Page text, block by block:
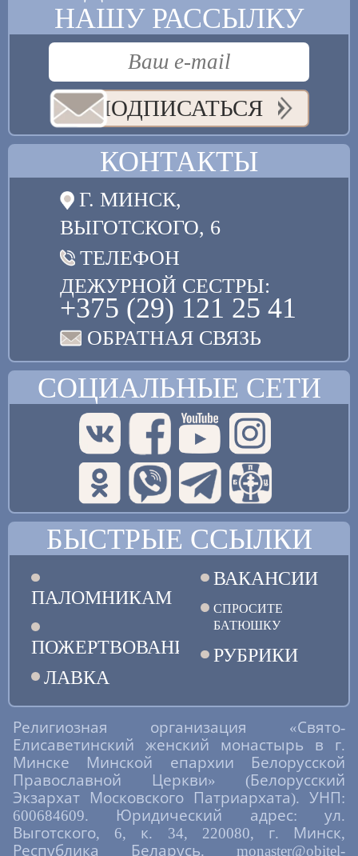
НАШУ РАССЫЛКУ
ПОДПИСАТЬСЯ
КОНТАКТЫ
Г. МИНСК,
ВЫГОТСКОГО, 6
ТЕЛЕФОН
ДЕЖУРНОЙ СЕСТРЫ:
+375 (29) 121 25 41
ОБРАТНАЯ СВЯЗЬ
СОЦИАЛЬНЫЕ СЕТИ
БЫСТРЫЕ ССЫЛКИ
ПАЛОМНИКАМ
ПОЖЕРТВОВАНИЯ
ЛАВКА
ВАКАНСИИ
СПРОСИТЕ
БАТЮШКУ
РУБРИКИ
Религиозная организация «Свято-
Елисаветинский женский монастырь в г.
Минске Минской епархии Белорусской
Православной Церкви» (Белорусский
Экзархат Московского Патриархата). УНП:
600684609. Юридический адрес: ул.
Выготского, 6, к. 34, 220080, г. Минск,
Республика Беларусь. monaster@obitel-